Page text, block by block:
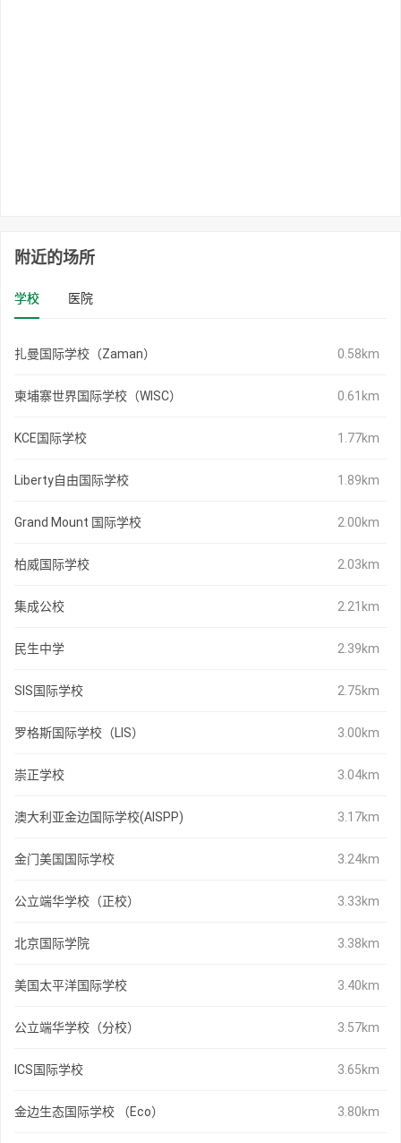
附近的场所
学校 医院
扎曼国际学校（Zaman） 0.58km
柬埔寨世界国际学校（WISC） 0.61km
KCE国际学校 1.77km
Liberty自由国际学校 1.89km
Grand Mount 国际学校 2.00km
柏威国际学校 2.03km
集成公校 2.21km
民生中学 2.39km
SIS国际学校 2.75km
罗格斯国际学校（LIS） 3.00km
崇正学校 3.04km
澳大利亚金边国际学校(AISPP) 3.17km
金门美国国际学校 3.24km
公立端华学校（正校） 3.33km
北京国际学院 3.38km
美国太平洋国际学校 3.40km
公立端华学校（分校） 3.57km
ICS国际学校 3.65km
金边生态国际学校 （Eco） 3.80km